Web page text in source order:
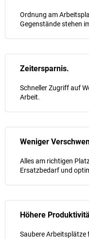
Ordnung am
Gegenstände stehen
Zeitersparnis.
Schneller Zugriff auf
Arbeit.
Weniger
Alles am richtigen
Ersatzbedarf und
Höhere
Saubere Arbeitsplätze